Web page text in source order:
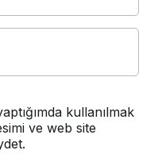
kullanılmak
ve web site